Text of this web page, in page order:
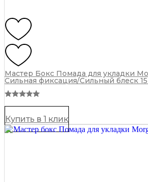
Мастер Бокс Помада для укладки
Сильная фиксация/Сильный блеск
Купить в 1 клик